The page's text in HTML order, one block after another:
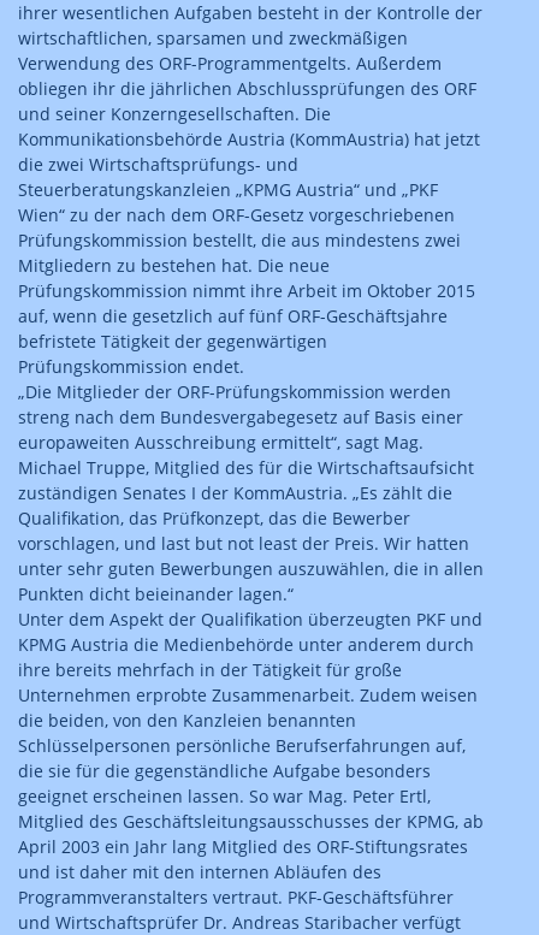
ihrer wesentlichen Aufgaben besteht in der Kontrolle der
wirtschaftlichen, sparsamen und zweckmäßigen
Verwendung des ORF-Programmentgelts. Außerdem
obliegen ihr die jährlichen Abschlussprüfungen des ORF
und seiner Konzerngesellschaften. Die
Kommunikationsbehörde Austria (KommAustria) hat jetzt
die zwei Wirtschaftsprüfungs- und
Steuerberatungskanzleien „KPMG Austria“ und „PKF
Wien“ zu der nach dem ORF-Gesetz vorgeschriebenen
Prüfungskommission bestellt, die aus mindestens zwei
Mitgliedern zu bestehen hat. Die neue
Prüfungskommission nimmt ihre Arbeit im Oktober 2015
auf, wenn die gesetzlich auf fünf ORF-Geschäftsjahre
befristete Tätigkeit der gegenwärtigen
Prüfungskommission endet.
„Die Mitglieder der ORF-Prüfungskommission werden
streng nach dem Bundesvergabegesetz auf Basis einer
europaweiten Ausschreibung ermittelt“, sagt Mag.
Michael Truppe, Mitglied des für die Wirtschaftsaufsicht
zuständigen Senates I der KommAustria. „Es zählt die
Qualifikation, das Prüfkonzept, das die Bewerber
vorschlagen, und last but not least der Preis. Wir hatten
unter sehr guten Bewerbungen auszuwählen, die in allen
Punkten dicht beieinander lagen.“
Unter dem Aspekt der Qualifikation überzeugten PKF und
KPMG Austria die Medienbehörde unter anderem durch
ihre bereits mehrfach in der Tätigkeit für große
Unternehmen erprobte Zusammenarbeit. Zudem weisen
die beiden, von den Kanzleien benannten
Schlüsselpersonen persönliche Berufserfahrungen auf,
die sie für die gegenständliche Aufgabe besonders
geeignet erscheinen lassen. So war Mag. Peter Ertl,
Mitglied des Geschäftsleitungsausschusses der KPMG, ab
April 2003 ein Jahr lang Mitglied des ORF-Stiftungsrates
und ist daher mit den internen Abläufen des
Programmveranstalters vertraut. PKF-Geschäftsführer
und Wirtschaftsprüfer Dr. Andreas Staribacher verfügt